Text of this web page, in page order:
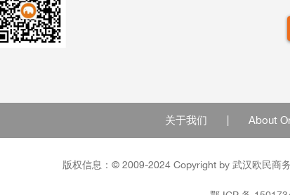
关于我们 About
版权信息：© 2009-2024 Copyright by 武汉欧民商